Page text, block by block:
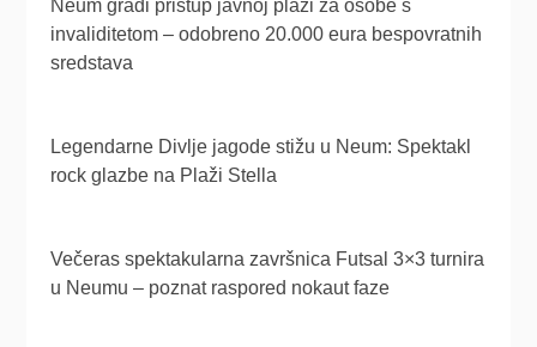
Neum gradi pristup javnoj plaži za osobe s
invaliditetom – odobreno 20.000 eura bespovratnih
sredstava
Legendarne Divlje jagode stižu u Neum: Spektakl
rock glazbe na Plaži Stella
Večeras spektakularna završnica Futsal 3×3 turnira
u Neumu – poznat raspored nokaut faze